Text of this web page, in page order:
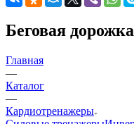
Беговая
Главная
—
Каталог
—
Кардиотренажеры